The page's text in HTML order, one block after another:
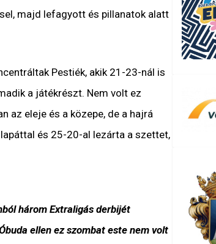
majd lefagyott és pillanatok alatt
Pestiék, akik 21-23-nál is
a játékrészt. Nem volt ez
az eleje és a közepe, de a hajrá
és 25-20-al lezárta a szettet,
három Extraligás derbijét
ellen ez szombat este nem volt